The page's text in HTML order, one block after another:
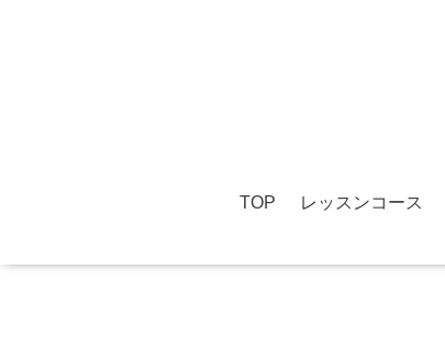
TOP レッスンコース